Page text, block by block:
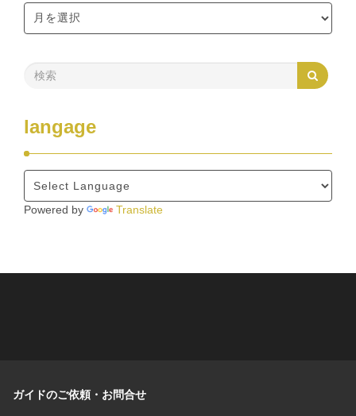
langage
Powered by Translate
ガイドのご依頼・お問合せ